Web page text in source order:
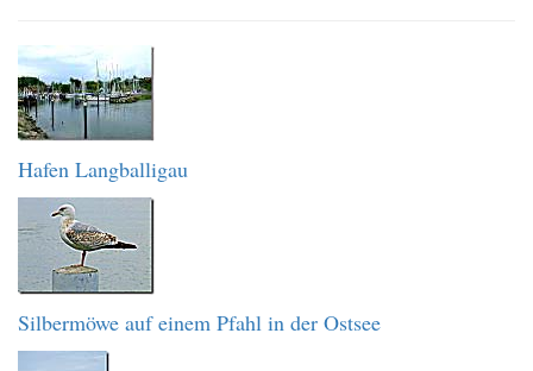
Hafen Langballigau
Silbermöwe auf einem Pfahl in der Ostsee